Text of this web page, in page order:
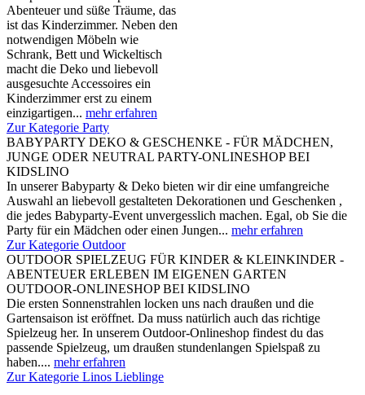
Abenteuer und süße Träume, das
ist das Kinderzimmer. Neben den
notwendigen Möbeln wie
Schrank, Bett und Wickeltisch
macht die Deko und liebevoll
ausgesuchte Accessoires ein
Kinderzimmer erst zu einem
einzigartigen... mehr erfahren
Zur Kategorie Party
BABYPARTY DEKO & GESCHENKE - FÜR MÄDCHEN,
JUNGE ODER NEUTRAL PARTY-ONLINESHOP BEI
KIDSLINO
In unserer Babyparty & Deko bieten wir dir eine umfangreiche
Auswahl an liebevoll gestalteten Dekorationen und Geschenken ,
die jedes Babyparty-Event unvergesslich machen. Egal, ob Sie die
Party für ein Mädchen oder einen Jungen... mehr erfahren
Zur Kategorie Outdoor
OUTDOOR SPIELZEUG FÜR KINDER & KLEINKINDER -
ABENTEUER ERLEBEN IM EIGENEN GARTEN
OUTDOOR-ONLINESHOP BEI KIDSLINO
Die ersten Sonnenstrahlen locken uns nach draußen und die
Gartensaison ist eröffnet. Da muss natürlich auch das richtige
Spielzeug her. In unserem Outdoor-Onlineshop findest du das
passende Spielzeug, um draußen stundenlangen Spielspaß zu
haben.... mehr erfahren
Zur Kategorie Linos Lieblinge